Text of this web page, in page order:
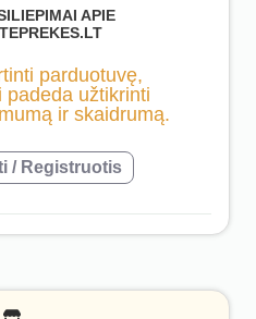
APIE
parduotuvę,
padeda užtikrinti
ir skaidrumą.
/ Registruotis